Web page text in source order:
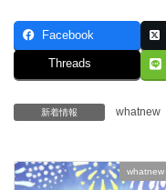
Facebook
Threads
新着情報 whatnew
whatnew